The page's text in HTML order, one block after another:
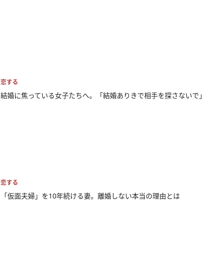
恋する
結婚に焦っている女子たちへ。「結婚ありきで相手を探さないで」
恋する
「仮面夫婦」を10年続ける妻。離婚しない本当の理由とは